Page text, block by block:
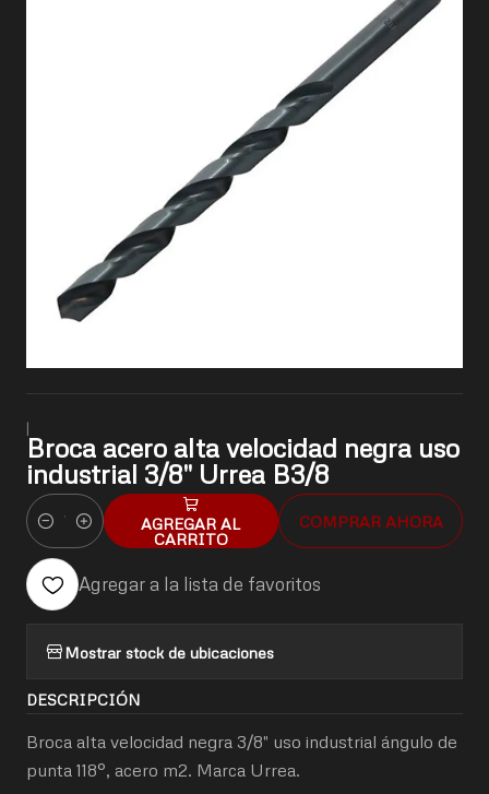
|
Broca acero alta velocidad negra uso
industrial 3/8" Urrea B3/8
Cantidad
AGREGAR AL
CARRITO
COMPRAR AHORA
Agregar a la lista de favoritos
Mostrar stock de ubicaciones
DESCRIPCIÓN
Broca alta velocidad negra 3/8" uso industrial ángulo de
punta 118°, acero m2. Marca Urrea.